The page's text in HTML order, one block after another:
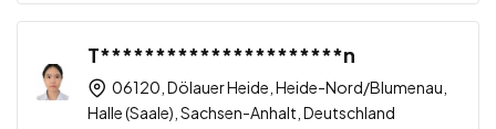
T**********************n
06120, Dölauer Heide, Heide-Nord/Blumenau,
Halle (Saale), Sachsen-Anhalt, Deutschland